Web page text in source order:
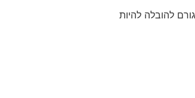
להובלה להיות